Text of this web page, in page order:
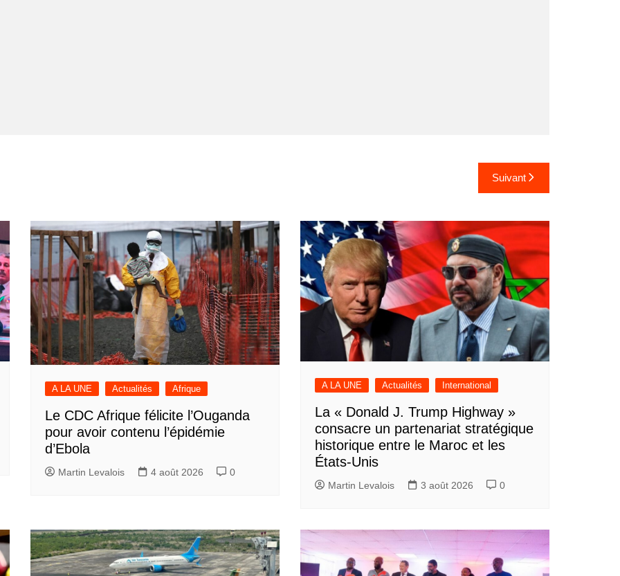
Suivant
A LA UNE Actualités Afrique
Le CDC Afrique félicite l’Ouganda
pour avoir contenu l’épidémie
d’Ebola
Martin Levalois 4 août 2026 0
A LA UNE Actualités International
La « Donald J. Trump Highway »
consacre un partenariat stratégique
historique entre le Maroc et les
États-Unis
Martin Levalois 3 août 2026 0